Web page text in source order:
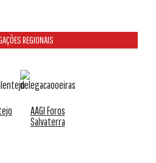
REGIONAIS
AAGI Foros
Salvaterra